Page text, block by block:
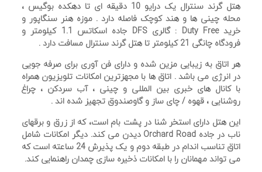
هتل گرند سنترال یک درایو 10 دقیقه ای تا دهکده بوگیس ،
محله چینی ها و هند کوچک فاصله دارد . موزه هنر سنگاپور و
خرید Duty Free : گالری DFS جاده اسکاتس 1.1 کیلومتر و
فرودگاه چانگی 21 کیلومتر تا هتل گرند سنترال مسافت دارد .
هر اتاق به زیبایی مزین شده و دارای فن آوری برای صرفه جویی
در انرژی می باشد . اتاق ها با مجهزترین امکانات تلویزیون همراه
با کانال های خبری بین المللی و چینی ، آب سردکن ، چراغ
روشنایی ، قهوه / چای ساز و گاوصندوق تجهیز شده اند .
این هتل دارای استخر شنا در پشت بام است، که از زرق و برقهای
ناب در جاده Orchard Road دیدن می کند. دیگر امکانات شامل
اتاق تناسب اندام در طبقه دوم و یک پذیرش 24 ساعته است که
می تواند مهمانان را با امکانات ذخیره سازی چمدان راهنمایی کند.